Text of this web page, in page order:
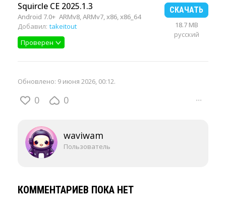
Squircle CE 2025.1.3
Android 7.0+ ARMv8, ARMv7, x86, x86_64
Добавил: takeitout
Проверен
СКАЧАТЬ
18.7 MB
русский
Обновлено: 9 июня 2026, 00:12.
0 0 ···
waviwam
Пользователь
КОММЕНТАРИЕВ ПОКА НЕТ